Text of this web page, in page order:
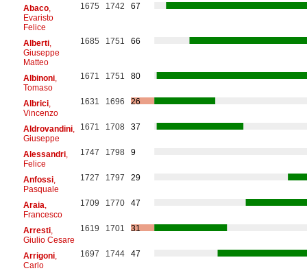
Abaco,
Evaristo
Felice
1675 1742 67
Alberti,
Giuseppe
Matteo
1685 1751 66
Albinoni,
Tomaso
1671 1751 80
Albrici,
Vincenzo
1631 1696 26
Aldrovandini,
Giuseppe
1671 1708 37
Alessandri,
Felice
1747 1798 9
Anfossi,
Pasquale
1727 1797 29
Araia
Francesco
1709 1770 47
Arresti,
Giulio Cesare
1619 1701 31
Arrigoni,
Carlo
1697 1744 47